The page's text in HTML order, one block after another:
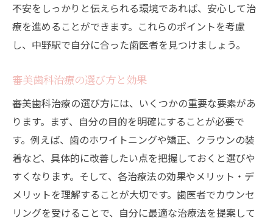
不安をしっかりと伝えられる環境であれば、安心して治
療を進めることができます。これらのポイントを考慮
し、中野駅で自分に合った歯医者を見つけましょう。
審美歯科治療の選び方と効果
審美歯科治療の選び方には、いくつかの重要な要素があ
ります。まず、自分の目的を明確にすることが必要で
す。例えば、歯のホワイトニングや矯正、クラウンの装
着など、具体的に改善したい点を把握しておくと選びや
すくなります。そして、各治療法の効果やメリット・デ
メリットを理解することが大切です。歯医者でカウンセ
リングを受けることで、自分に最適な治療法を提案して